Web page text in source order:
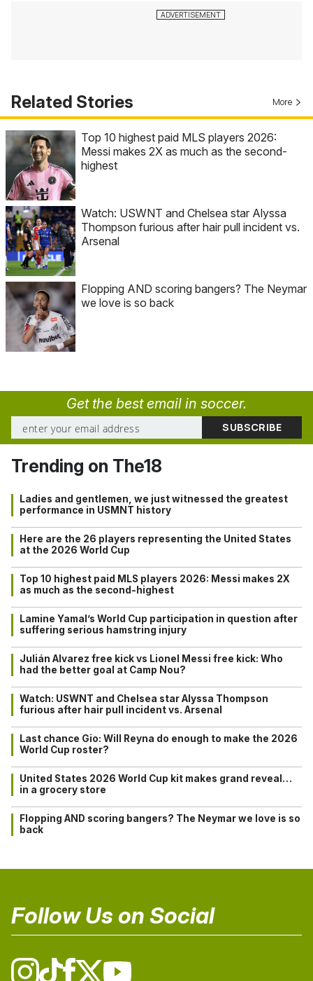
Related Stories More
Top 10 highest paid MLS players 2026:
Messi makes 2X as much as the second-
highest
Watch: USWNT and Chelsea star Alyssa
Thompson furious after hair pull incident vs.
Arsenal
Flopping AND scoring bangers? The Neymar
we love is so back
Get the best email in soccer.
Trending on The18
Ladies and gentlemen, we just witnessed the greatest
performance in USMNT history
Here are the 26 players representing the United States
at the 2026 World Cup
Top 10 highest paid MLS players 2026: Messi makes 2X
as much as the second-highest
Lamine Yamal’s World Cup participation in question after
suffering serious hamstring injury
Julián Alvarez free kick vs Lionel Messi free kick: Who
had the better goal at Camp Nou?
Watch: USWNT and Chelsea star Alyssa Thompson
furious after hair pull incident vs. Arsenal
Last chance Gio: Will Reyna do enough to make the 2026
World Cup roster?
United States 2026 World Cup kit makes grand reveal…
in a grocery store
Flopping AND scoring bangers? The Neymar we love is so
back
Follow Us on Social